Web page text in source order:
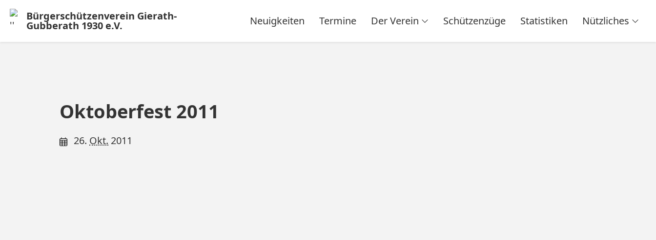
Bürgerschützenverein Gierath-
Gubberath 1930 e.V. Neuigkeiten Termine Der Verein Schützenzüge Statistiken Nützliches
Oktoberfest 2011
26. Okt. 2011